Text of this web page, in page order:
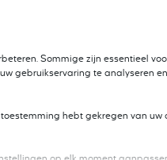
wireframes en
in PRINCE2’s
Sommige zijn essentieel
gebruikservaring te analyseren
hebt gekregen van uw